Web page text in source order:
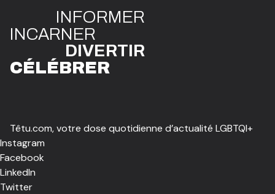
INFORMER
INCARNER
DIVERTIR
CÉLÉBRER
Têtu.com, votre dose quotidienne d’actualité LGBTQI+
Instagram
Facebook
LinkedIn
Twitter